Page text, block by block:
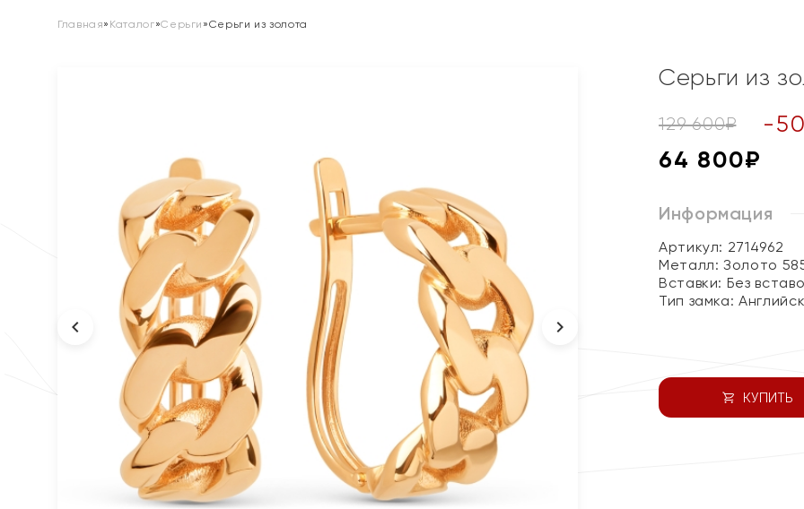
Главная» Каталог»Серьги »Серьги из золота
Серьги из
129 600₽ -50
64 800₽
Информация
Артикул: 2714962
Металл:Золото
Вставки: Без
Тип замка:
КУПИТЬ